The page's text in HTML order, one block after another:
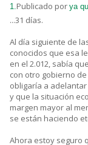
1.Publicado por ya
...31 días.
Al día siguiente de
conocidos que esa
en el 2.012, sabía
con otro gobierno
obligaría a
y que la situación
margen mayor al
se están haciendo
Ahora estoy seguro